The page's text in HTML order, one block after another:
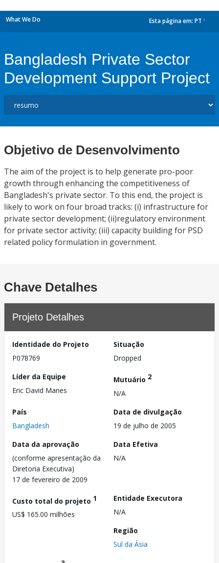
What We Do Esta página em: PT
Bangladesh Private Sector
Development Support Project
Objetivo de Desenvolvimento
The aim of the project is to help generate pro-poor
growth through enhancing the competitiveness of
Bangladesh's private sector. To this end, the project is
likely to work on four broad tracks: (i) infrastructure for
private sector development; (ii)regulatory environment
for private sector activity; (iii) capacity building for PSD
related policy formulation in government.
Chave Detalhes
Projeto Detalhes
Identidade do Projeto
P078769
Situação
Dropped
Líder da Equipe
Eric David Manes
Mutuário 2
N/A
País
Bangladesh
Data de divulgação
19 de julho de 2005
Data da aprovação
(conforme apresentação da
Diretoria Executiva)
17 de fevereiro de 2009
Data Efetiva
N/A
Custo total do projeto 1
US$ 165.00 milhões
Entidade Executora
N/A
Região
Sul da Ásia